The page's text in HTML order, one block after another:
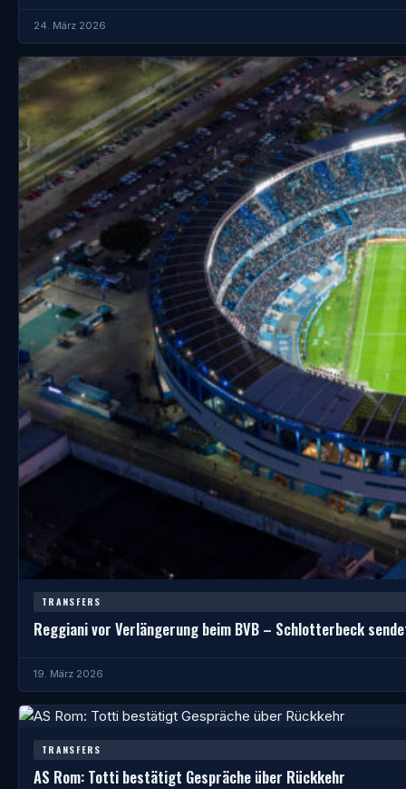
24. März 2026
TRANSFERS
Reggiani vor Verlängerung beim BVB – Schlotterbeck
19. März 2026
TRANSFERS
AS Rom: Totti bestätigt Gespräche über Rückkehr